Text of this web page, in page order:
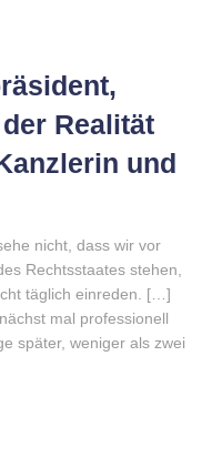
Realität
und
nicht, dass wir vor
Rechtsstaates stehen,
täglich einreden. […]
mal professionell
später, weniger als zwei